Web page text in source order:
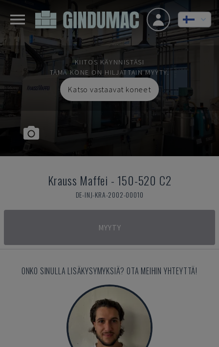
KIITOS KÄYNNISTÄSI
TÄMÄ KONE ON HILJATTAIN MYYTY.
Katso vastaavat koneet
Krauss Maffei - 150-520 C2
DE-INJ-KRA-2002-00010
MYYTY
ONKO SINULLA LISÄKYSYMYKSIÄ? OTA MEIHIN YHTEYTTÄ!